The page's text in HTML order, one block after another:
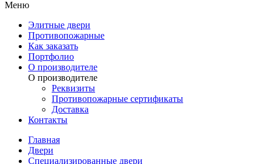
Меню
Элитные двери
Противопожарные
Как заказать
Портфолио
О производителе
О производителе
Реквизиты
Противопожарные сертификаты
Доставка
Контакты
Главная
Двери
Специализированные двери